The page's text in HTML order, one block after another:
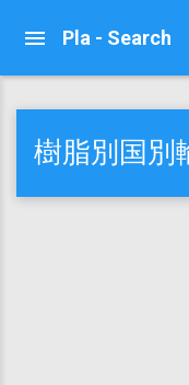
Pla - Search
樹脂別国別